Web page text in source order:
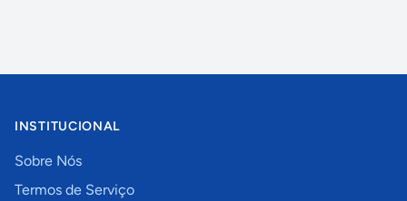
INSTITUCIONAL
Sobre Nós
Termos de Serviço